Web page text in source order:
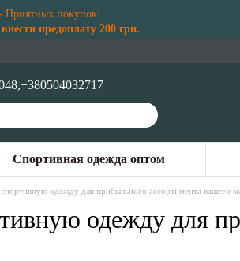
Приятных покупок!
предоплату 200 грн.
+380504032717
Спортивная одежда оптом
одежду для прибыльного ассортимента вашего
одежду для